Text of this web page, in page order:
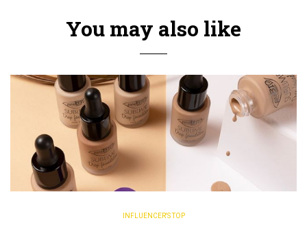
You may also like
INFLUENCER'S TOP